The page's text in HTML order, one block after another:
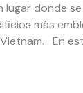
lugar donde
más
En